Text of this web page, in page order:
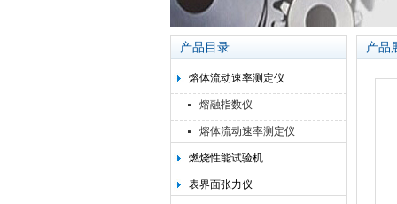
产品目录
熔体流动速率测定仪
熔融指数仪
熔体流动速率测定仪
燃烧性能试验机
表界面张力仪
产品